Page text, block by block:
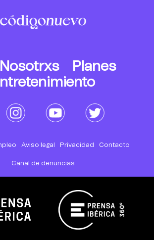
Nosotrxs
Planes
Aviso legal Privacidad Contacto
Canal de denuncias